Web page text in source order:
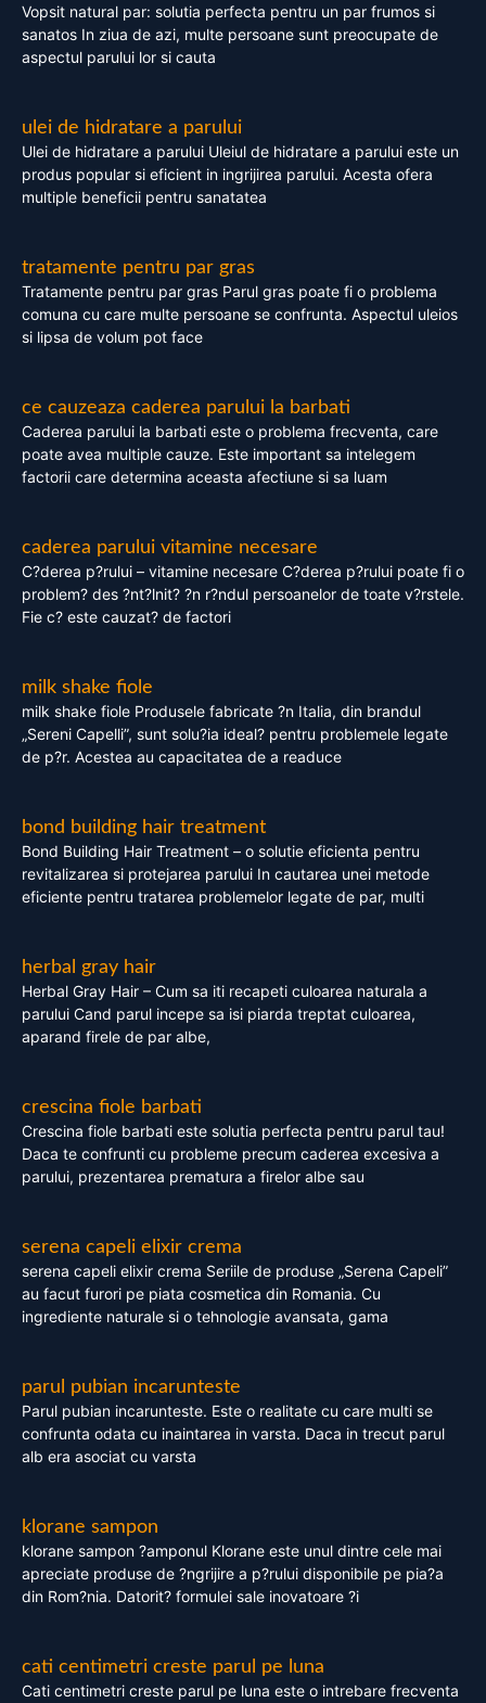
Vopsit natural par: solutia perfecta pentru un par frumos si
sanatos In ziua de azi, multe persoane sunt preocupate de
aspectul parului lor si cauta
ulei de hidratare a parului
Ulei de hidratare a parului Uleiul de hidratare a parului este un
produs popular si eficient in ingrijirea parului. Acesta ofera
multiple beneficii pentru sanatatea
tratamente pentru par gras
Tratamente pentru par gras Parul gras poate fi o problema
comuna cu care multe persoane se confrunta. Aspectul uleios
si lipsa de volum pot face
ce cauzeaza caderea parului la barbati
Caderea parului la barbati este o problema frecventa, care
poate avea multiple cauze. Este important sa intelegem
factorii care determina aceasta afectiune si sa luam
caderea parului vitamine necesare
C?derea p?rului – vitamine necesare C?derea p?rului poate fi o
problem? des ?nt?lnit? ?n r?ndul persoanelor de toate v?rstele.
Fie c? este cauzat? de factori
milk shake fiole
milk shake fiole Produsele fabricate ?n Italia, din brandul
„Sereni Capelli”, sunt solu?ia ideal? pentru problemele legate
de p?r. Acestea au capacitatea de a readuce
bond building hair treatment
Bond Building Hair Treatment – o solutie eficienta pentru
revitalizarea si protejarea parului In cautarea unei metode
eficiente pentru tratarea problemelor legate de par, multi
herbal gray hair
Herbal Gray Hair – Cum sa iti recapeti culoarea naturala a
parului Cand parul incepe sa isi piarda treptat culoarea,
aparand firele de par albe,
crescina fiole barbati
Crescina fiole barbati este solutia perfecta pentru parul tau!
Daca te confrunti cu probleme precum caderea excesiva a
parului, prezentarea prematura a firelor albe sau
serena capeli elixir crema
serena capeli elixir crema Seriile de produse „Serena Capeli”
au facut furori pe piata cosmetica din Romania. Cu
ingrediente naturale si o tehnologie avansata, gama
parul pubian incarunteste
Parul pubian incarunteste. Este o realitate cu care multi se
confrunta odata cu inaintarea in varsta. Daca in trecut parul
alb era asociat cu varsta
klorane sampon
klorane sampon ?amponul Klorane este unul dintre cele mai
apreciate produse de ?ngrijire a p?rului disponibile pe pia?a
din Rom?nia. Datorit? formulei sale inovatoare ?i
cati centimetri creste parul pe luna
Cati centimetri creste parul pe luna este o intrebare frecventa